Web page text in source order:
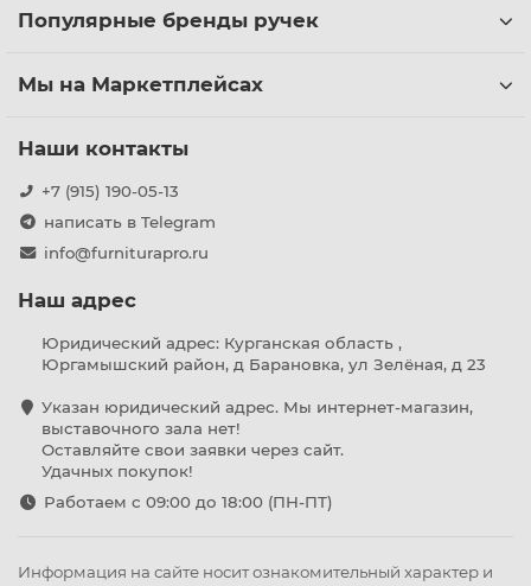
Популярные бренды ручек
Мы на Маркетплейсах
Наши контакты
+7 (915) 190-05-13
написать в Telegram
info@furniturapro.ru
Наш адрес
Юридический адрес: Курганская область ,
Юргамышский район, д Барановка, ул Зелёная, д 23
Указан юридический адрес. Мы интернет-магазин,
выставочного зала нет!
Оставляйте свои заявки через сайт.
Удачных покупок!
Работаем с 09:00 до 18:00 (ПН-ПТ)
Информация на сайте носит ознакомительный характер и